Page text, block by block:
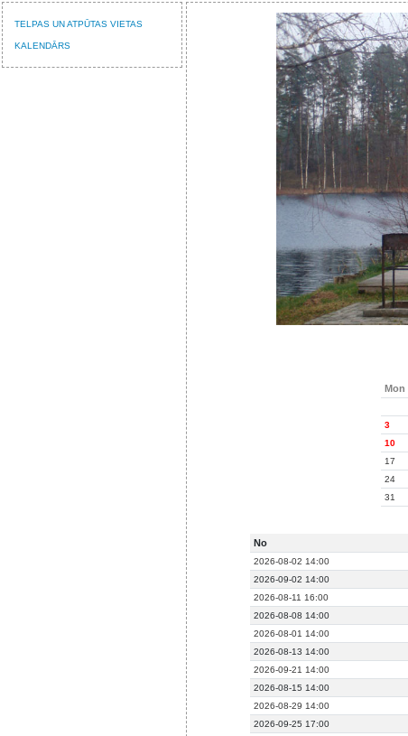
TELPAS UN ATPŪTAS VIETAS
KALENDĀRS
Mon
3
10
17
24
31
No
2026-08-02 14:00
2026-09-02 14:00
2026-08-11 16:00
2026-08-08 14:00
2026-08-01 14:00
2026-08-13 14:00
2026-09-21 14:00
2026-08-15 14:00
2026-08-29 14:00
2026-09-25 17:00